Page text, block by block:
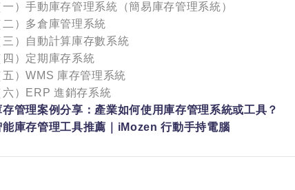
一）手動庫存管理系統（簡易庫存管理系統）
二）多倉庫管理系統
三）自動計算庫存數系統
四）定期庫存系統
五）WMS 庫存管理系統
六）ERP 進銷存系統
管理案例分享：產業如何使用庫存管理系統或工具？
能庫存管理工具推薦｜iMozen 行動手持電腦